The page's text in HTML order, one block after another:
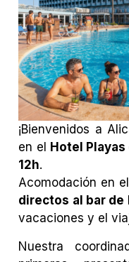
¡Bienvenidos a
en el
Hotel
12h.
Acomodación en
directos al bar de
vacaciones y el
Nuestra